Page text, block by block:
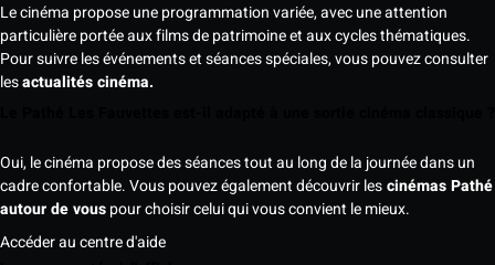
Le cinéma propose une programmation variée, avec une attention
particulière portée aux films de patrimoine et aux cycles thématiques.
Pour suivre les événements et séances spéciales, vous pouvez consulter
lesactualités cinéma.
Oui, le cinéma propose des séances tout au long de la journée dans un
cadre confortable. Vous pouvez également découvrir lescinémas Pathé
autour de vouspour choisir celui qui vous convient le mieux.
Accéder au centre d'aide